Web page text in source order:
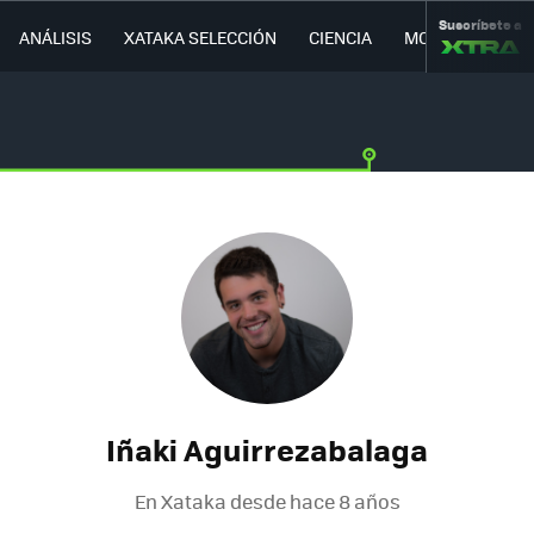
ANÁLISIS XATAKA SELECCIÓN CIENCIA MOVILIDAD
Suscríbete a
Iñaki Aguirrezabalaga
En Xataka desdehace 8 años